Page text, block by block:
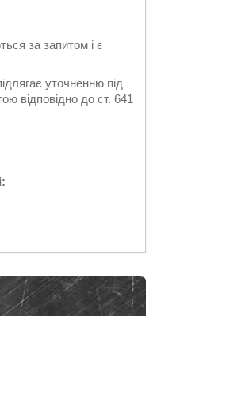
за запитом і є
уточненню під
відповідно до ст. 641